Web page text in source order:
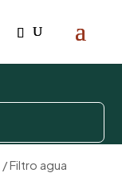
/ Filtro agua